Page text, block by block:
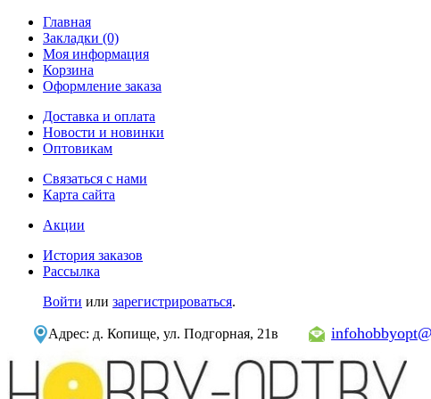
Главная
Закладки (0)
Моя информация
Корзина
Оформление заказа
Доставка и оплата
Новости и новинки
Оптовикам
Связаться с нами
Карта сайта
Акции
История заказов
Рассылка
Войти или зарегистрироваться.
Адрес: д. Копище, ул. Подгорная, 21в